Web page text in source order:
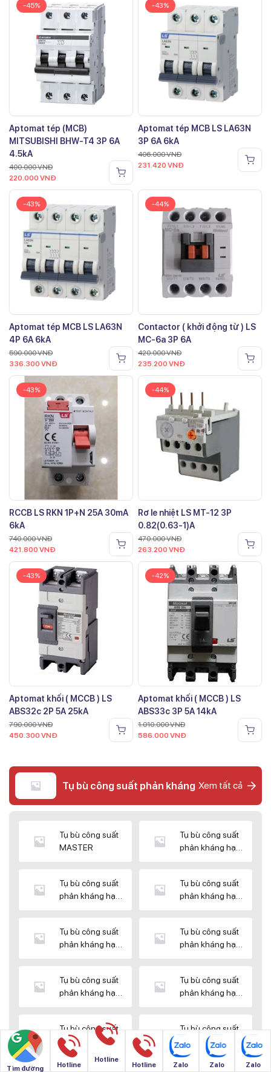
-45%
Aptomat tép (MCB)
MITSUBISHI BHW-T4 3P 6A
4.5kA
400.000VNĐ
220.000 VNĐ
-43%
Aptomat tép MCB LS LA63N
3P 6A 6kA
406.000VNĐ
231.420 VNĐ
-43%
Aptomat tép MCB LS LA63N
4P 6A 6kA
590.000VNĐ
336.300 VNĐ
-44%
Contactor ( khởi động từ ) LS
MC-6a 3P 6A
420.000VNĐ
235.200 VNĐ
-43%
RCCB LS RKN 1P+N 25A 30mA
6kA
740.000VNĐ
421.800 VNĐ
-44%
Rơ le nhiệt LS MT-12 3P
0.82(0.63-1)A
470.000VNĐ
263.200 VNĐ
-43%
Aptomat khối ( MCCB ) LS
ABS32c 2P 5A 25kA
790.000VNĐ
450.300 VNĐ
-42%
Aptomat khối ( MCCB ) LS
ABS33c 3P 5A 14kA
1.010.000VNĐ
586.000 VNĐ
Tụ bù công suất phản kháng Xem tất cả
Tụ bù công suất
MASTER
Tụ bù công suất
phản kháng hạ
Tụ bù công suất
phản kháng hạ
Tụ bù công suất
phản kháng hạ
Tụ bù công suất
phản kháng hạ
Tụ bù công suất
phản kháng hạ
Tụ bù công suất
phản kháng hạ
Tụ bù công suất
phản kháng hạ
Tụ bù công suất
phản kháng hạ
thế SHIZUKI
Tụ bù công suất
phản kháng hạ
thế SINO
Tìm đường Hotline
Hotline
Hotline Zalo Zalo Zalo